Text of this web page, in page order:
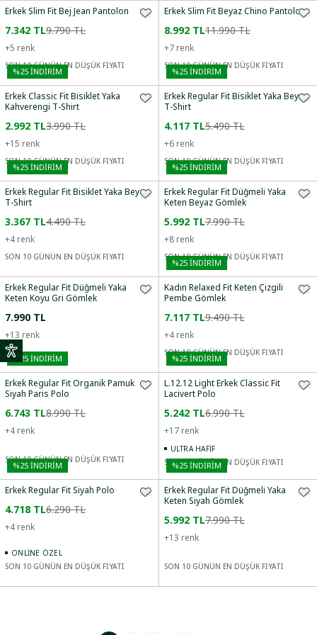
Erkek Slim Fit Bej Jean Pantolon
7.342 TL9.790 TL
+5 renk
SON 10 GÜNÜN EN DÜŞÜK FİYATI
Erkek Slim Fit Beyaz Chino Pantolon
8.992 TL11.990 TL
+7 renk
SON 10 GÜNÜN EN DÜŞÜK FİYATI
%25 İNDİRİM
Erkek Classic Fit Bisiklet Yaka
Kahverengi T-Shirt
2.992 TL3.990 TL
+15 renk
SON 10 GÜNÜN EN DÜŞÜK FİYATI
%25İNDİRİM
Erkek Regular Fit Bisiklet Yaka Beyaz
T-Shirt
4.117 TL5.490 TL
+6 renk
SON 10 GÜNÜN EN DÜŞÜK FİYATI
%25 İNDİRİM
Erkek Regular Fit Bisiklet Yaka Beyaz
T-Shirt
3.367 TL4.490 TL
+4 renk
SON 10 GÜNÜN EN DÜŞÜK FİYATI
%25İNDİRİM
Erkek Regular Fit Düğmeli Yaka
Keten Beyaz Gömlek
5.992 TL7.990 TL
+8 renk
SON 10 GÜNÜN EN DÜŞÜK FİYATI
Erkek Regular Fit Düğmeli Yaka
Keten Koyu Gri Gömlek
7.990 TL
+13 renk
%25İNDİRİM
Kadın Relaxed Fit Keten Çizgili
Pembe Gömlek
7.117 TL9.490 TL
+4 renk
SON 10 GÜNÜN EN DÜŞÜK FİYATI
% 25 İNDİRİM
Erkek Regular Fit Organik Pamuk
Siyah Paris Polo
6.743 TL8.990 TL
+4 renk
SON 10 GÜNÜN EN DÜŞÜK FİYATI
%25İNDİRİM
L.12.12 Light Erkek Classic Fit
Lacivert Polo
5.242 TL6.990 TL
+17 renk
ULTRA HAFIF
SON 10 GÜNÜN EN DÜŞÜK FİYATI
%25 İNDİRİM
Erkek Regular Fit Siyah Polo
4.718 TL6.290 TL
+4 renk
ONLINE ÖZEL
SON 10 GÜNÜN EN DÜŞÜK FİYATI
%25İNDİRİM
Erkek Regular Fit Düğmeli Yaka
Keten Siyah Gömlek
5.992 TL7.990 TL
+13 renk
SON 10 GÜNÜN EN DÜŞÜK FİYATI